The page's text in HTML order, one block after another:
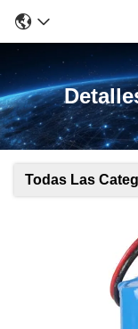
Todas Las